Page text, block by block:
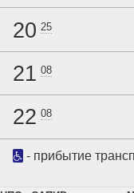
20 25
21 08
22 08
- прибытие